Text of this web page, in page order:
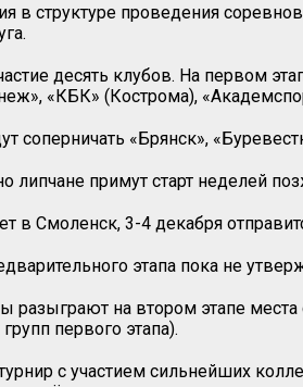
в структуре проведения
десять клубов. На первом
«КБК» (Кострома),
соперничать «Брянск»,
липчане примут старт неделей
в Смоленск, 3-4 декабря
этапа пока не
на втором этапе места
первого этапа).
с участием сильнейших